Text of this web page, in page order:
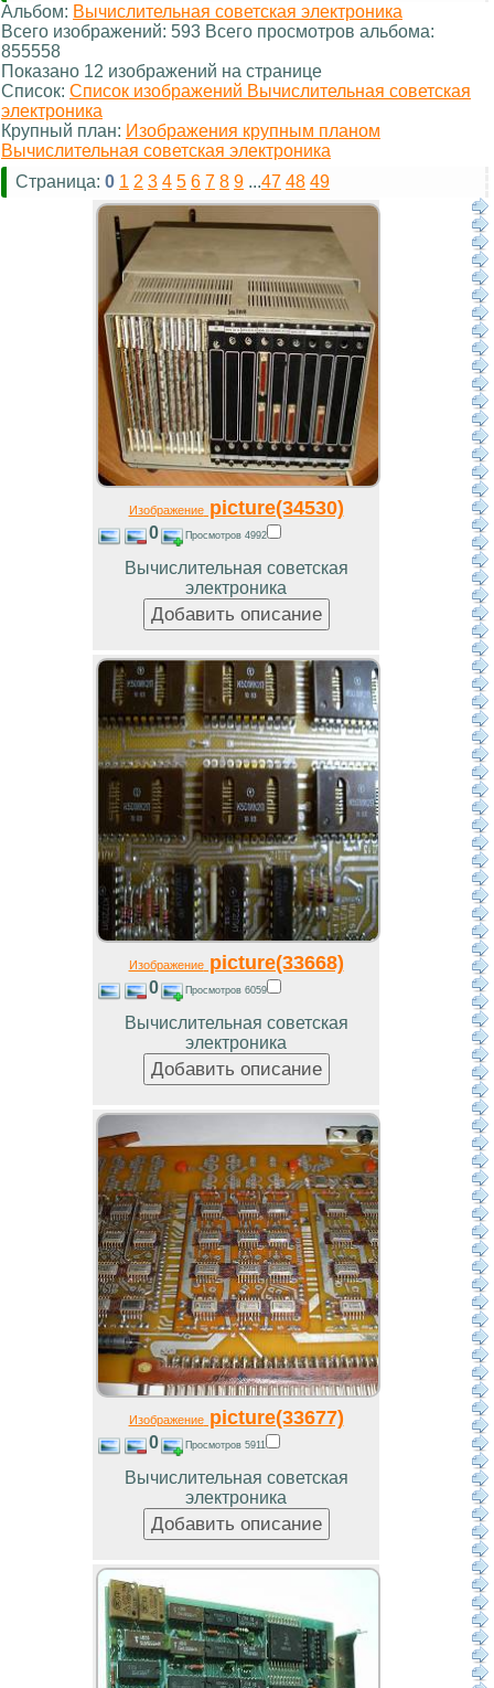
Альбом: Вычислительная советская электроника
Всего изображений: 593 Всего просмотров альбома:
855558
Показано 12 изображений на странице
Список: Список изображений Вычислительная советская
электроника
Крупный план: Изображения крупным планом
Вычислительная советская электроника
Страница: 0 1 2 3 4 5 6 7 8 9 ...47 48 49
Изображениеpicture(34530)
0 Просмотров 4992
Вычислительная советская
электроника
Изображениеpicture(33668)
0 Просмотров 6059
Вычислительная советская
электроника
Изображениеpicture(33677)
0 Просмотров 5911
Вычислительная советская
электроника